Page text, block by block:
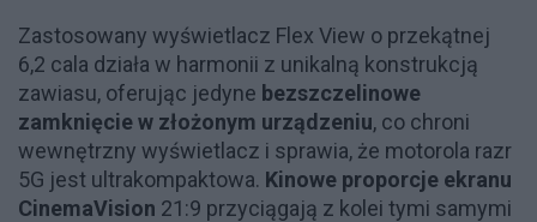
Zastosowany wyświetlacz Flex View o przekątnej
6,2 cala działa w harmonii z unikalną konstrukcją
zawiasu, oferując jedyne bezszczelinowe
zamknięcie w złożonym urządzeniu, co chroni
wewnętrzny wyświetlacz i sprawia, że motorola razr
5G jest ultrakompaktowa. Kinowe proporcje ekranu
CinemaVision 21:9 przyciągają z kolei tymi samymi